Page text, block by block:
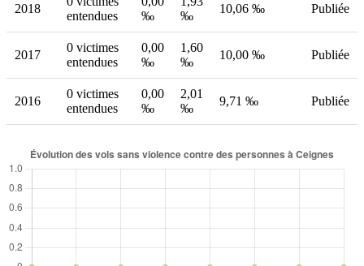
2018
entendues
‰
‰
10,06 ‰ Publiée
2017
0 victimes
entendues
0,00
‰
1,60
‰
10,00 ‰ Publiée
2016
0 victimes
entendues
0,00
‰
2,01
‰
9,71 ‰ Publiée